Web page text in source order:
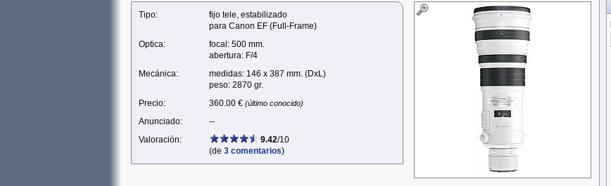
Tipo:
fijo tele, estabilizado
para Canon EF (Full‑Frame)
Optica:
focal: 500 mm.
abertura: F/4
Mecánica:
medidas: 146 x 387 mm. (DxL)
peso: 2870 gr.
Precio:
360.00 € (último conocido)
Anunciado:
--
Valoración:
9.42/10
(de 3 comentarios)